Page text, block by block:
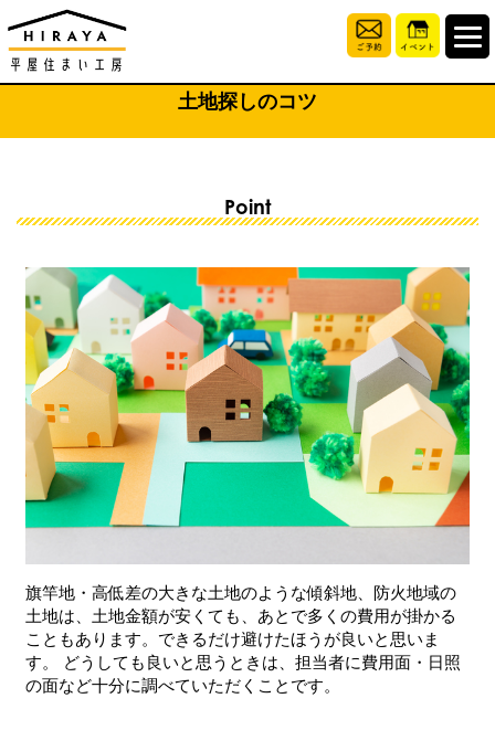
土地探しのコツ
Point
旗竿地・高低差の大きな土地のような傾斜地、防火地域の
土地は、土地金額が安くても、あとで多くの費用が掛かる
こともあります。できるだけ避けたほうが良いと思いま
す。 どうしても良いと思うときは、担当者に費用面・日照
の面など十分に調べていただくことです。